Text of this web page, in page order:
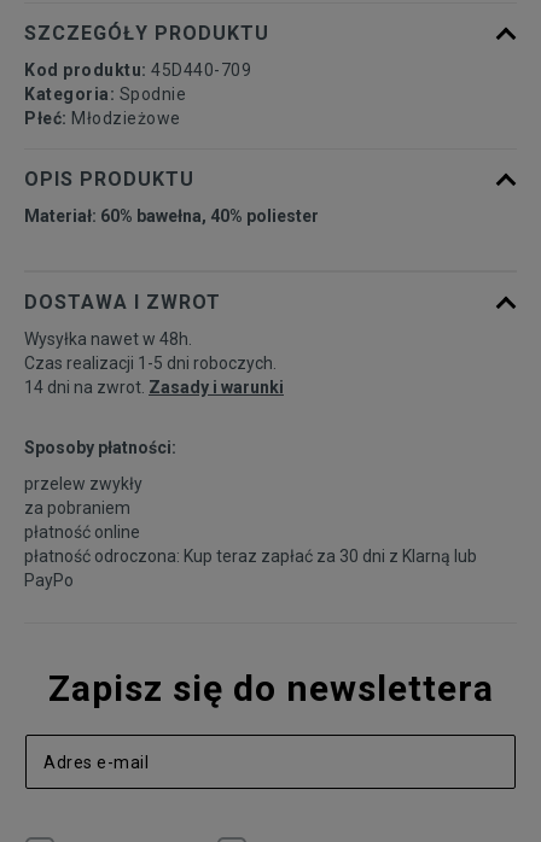
SZCZEGÓŁY PRODUKTU
Kod produktu: 45D440-709
Kategoria: Spodnie
Płeć: Młodzieżowe
OPIS PRODUKTU
Materiał: 60% bawełna, 40% poliester
DOSTAWA I ZWROT
Wysyłka nawet w 48h.
Czas realizacji 1-5 dni roboczych.
14 dni na zwrot. Zasady i warunki
Sposoby płatności:
przelew zwykły
za pobraniem
płatność online
płatność odroczona: Kup teraz zapłać za 30 dni z Klarną lub
PayPo
Zapisz się do newslettera